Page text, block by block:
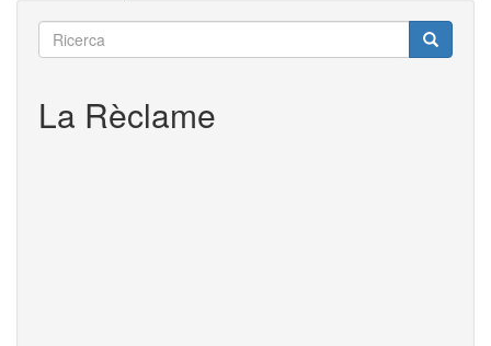
Ricerca
Ricerca Ricerca
La Rèclame